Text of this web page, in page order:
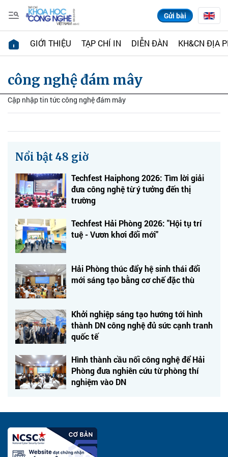
Gửi bài
GIỚI THIỆU TẠP CHÍ IN DIỄN ĐÀN KH&CN ĐỊA
công nghệ đám mây
Cập nhập tin tức công nghệ đám mây
Nổi bật 48 giờ
Techfest Haiphong 2026: Tìm lời giải
đưa công nghệ từ ý tưởng đến thị
trường
Techfest Hải Phòng 2026: "Hội tụ trí
tuệ - Vươn khơi đổi mới"
Hải Phòng thúc đẩy hệ sinh thái đổi
mới sáng tạo bằng cơ chế đặc thù
Khởi nghiệp sáng tạo hướng tới hình
thành DN công nghệ đủ sức cạnh tranh
quốc tế
Hình thành cầu nối công nghệ để Hải
Phòng đưa nghiên cứu từ phòng thí
nghiệm vào DN